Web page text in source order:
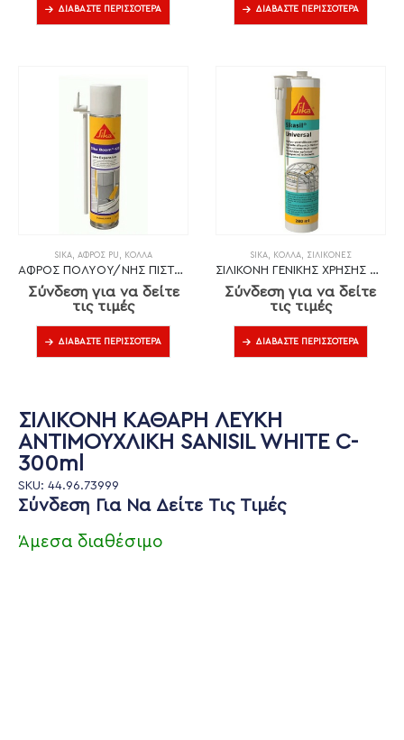
ΔΙΑΒΆΣΤΕ ΠΕΡΙΣΣΌΤΕΡΑ ΔΙΑΒΆΣΤΕ ΠΕΡΙΣΣΌΤΕΡΑ
SIKA,ΑΦΡΌΣ PU , ΚΌΛΛΑ
ΑΦΡΟΣ ΠΟΛΥΟΥ/ΝΗΣ ΠΙΣΤΟΛΙΟΥ ΧΑΜΗΛΗΣ ΔΙΟΓΚΩΣΗΣ SIKA BOOM-520 750ml
Σύνδεση για να δείτε
τις τιμές
ΔΙΑΒΆΣΤΕ ΠΕΡΙΣΣΌΤΕΡΑ
SIKA, ΚΌΛΛΑ, ΣΙΛΙΚΌΝΕΣ
ΣΙΛΙΚΟΝΗ ΓΕΝΙΚΗΣ ΧΡΗΣΗΣ ΛΕΥΚΗ SIKASIL UNIVERSAL 280ml
Σύνδεση για να δείτε
τις τιμές
ΔΙΑΒΆΣΤΕ ΠΕΡΙΣΣΌΤΕΡΑ
ΣΙΛΙΚΟΝΗ ΚΑΘΑΡΗ ΛΕΥΚΗ
ΑΝΤΙΜΟΥΧΛΙΚΗ SANISIL WHITE C-
300ml
SKU: 44.96.73999
Σύνδεση Για Να Δείτε Τις Τιμές
Άμεσα διαθέσιμο